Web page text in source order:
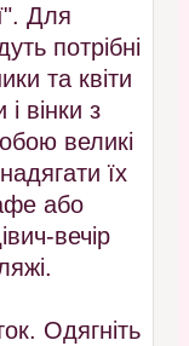
Для
потрібні
та квіти
вінки з
великі
їх
або
вечір
Одягніть